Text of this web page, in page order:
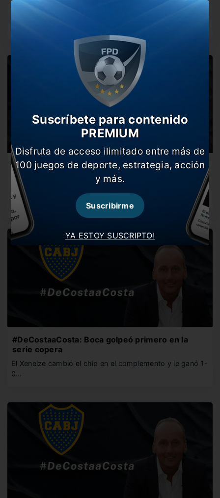
La Plata
#DeCostaaCosta: Boca, ante una nueva serie
copera
El Xeneize enfrentará esta noche a Cruzeiro en Belo
Horizonte. Cavani, afuera…
#DeCostaaCosta: Boca golpeó primero en la
serie copera
El Xeneize cambió el chip en el complemento y le ganó 1-
0…
YA ESTOY SUSCRIPTO!
Suscríbete para contenido
PREMIUM
Disfruta de acceso ilimitado entre más de
100 juegos de deporte, estrategia, acción
y más.
Suscribirme